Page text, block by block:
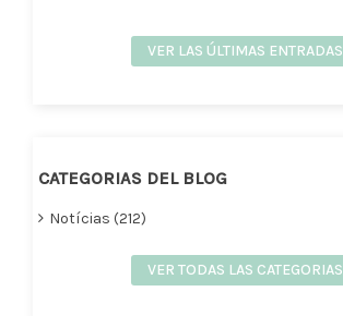
VER LAS ÚLTIMAS ENTRADAS
CATEGORIAS DEL BLOG
Notícias (212)
VER TODAS LAS CATEGORIAS